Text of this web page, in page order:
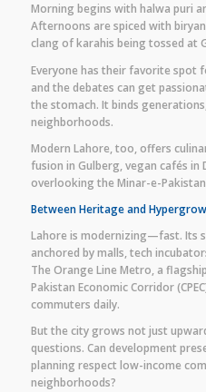
Morning begins with halwa puri
Afternoons are spiced with
clang of karahis being tossed at
Everyone has their favorite spot
and the debates can get
the stomach. It binds
neighborhoods.
Modern Lahore, too, offers
fusion in Gulberg, vegan cafés in
overlooking the Minar-e-
Between Heritage and
Lahore is modernizing—fast. Its
anchored by malls, tech
The Orange Line Metro, a
Pakistan Economic Corridor
commuters daily.
But the city grows not just
questions. Can development
planning respect low-income
neighborhoods?